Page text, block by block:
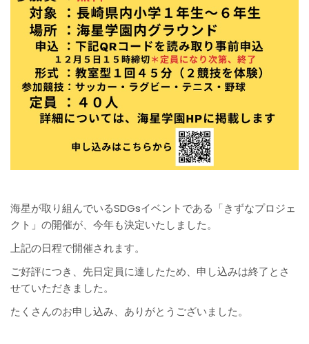
海星が取り組んでいるSDGsイベントである「きずなプロジェ
クト」の開催が、今年も決定いたしました。
上記の日程で開催されます。
ご好評につき、先日定員に達したため、申し込みは終了とさ
せていただきました。
たくさんのお申し込み、ありがとうございました。